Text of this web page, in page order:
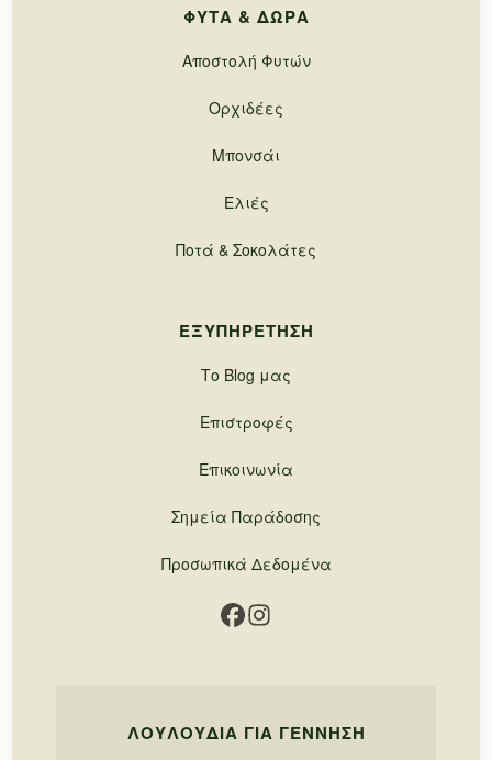
ΦΥΤΆ & ΔΏΡΑ
Αποστολή Φυτών
Ορχιδέες
Μπονσάι
Ελιές
Ποτά & Σοκολάτες
ΕΞΥΠΗΡΈΤΗΣΗ
Το Blog μας
Επιστροφές
Επικοινωνία
Σημεία Παράδοσης
Προσωπικά Δεδομένα
ΛΟΥΛΟΎΔΙΑ ΓΙΑ ΓΈΝΝΗΣΗ